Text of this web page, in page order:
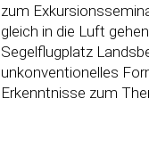
zum
gleich in die Luft
Segelflugplatz
unkonventionelles
Erkenntnisse zum